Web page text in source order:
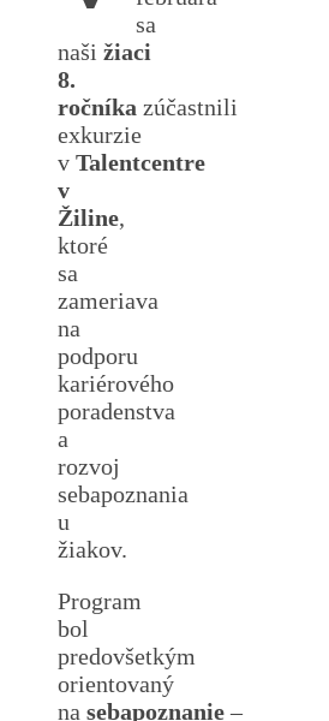
sa
naši žiaci
8.
ročníka zúčastnili
exkurzie
v Talentcentre
v
Žiline,
ktoré
sa
zameriava
na
podporu
kariérového
poradenstva
a
rozvoj
sebapoznania
u
žiakov.
Program
bol
predovšetkým
orientovaný
na sebapoznanie–